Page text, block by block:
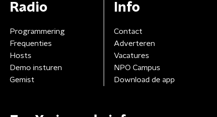
Radio
Programmering
Frequenties
Hosts
Demo insturen
Gemist
Info
Contact
Adverteren
Vacatures
NPO Campus
Download de app